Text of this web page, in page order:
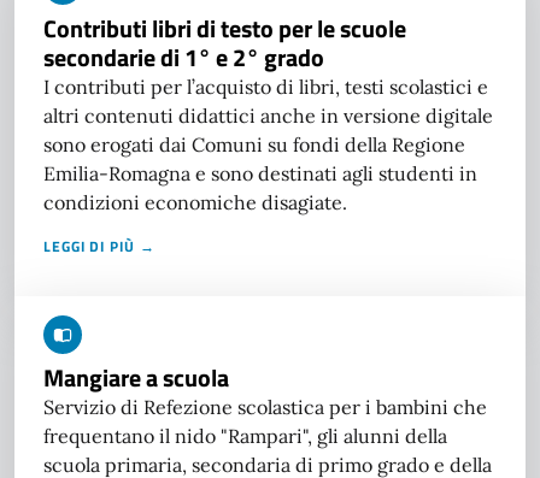
Contributi libri di testo per le scuole
secondarie di 1° e 2° grado
I contributi per l’acquisto di libri, testi scolastici e
altri contenuti didattici anche in versione digitale
sono erogati dai Comuni su fondi della Regione
Emilia-Romagna e sono destinati agli studenti in
condizioni economiche disagiate.
LEGGI DI PIÙ →
Mangiare a scuola
Servizio di Refezione scolastica per i bambini che
frequentano il nido "Rampari", gli alunni della
scuola primaria, secondaria di primo grado e della